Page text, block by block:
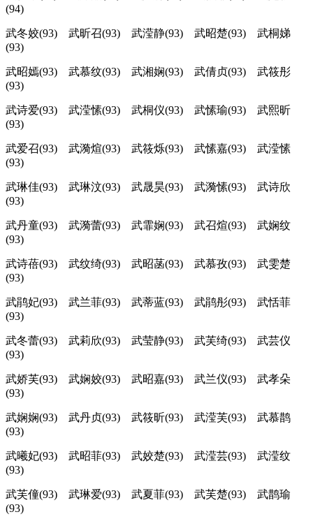
(94)
武冬姣(93) 武昕召(93) 武滢静(93) 武昭楚(93) 武桐娣
(93)
武昭嫣(93) 武慕纹(93) 武湘娴(93) 武倩贞(93) 武筱彤
(93)
武诗爱(93) 武滢愫(93) 武桐仪(93) 武愫瑜(93) 武熙昕
(93)
武爱召(93) 武漪煊(93) 武筱烁(93) 武愫嘉(93) 武滢愫
(93)
武琳佳(93) 武琳汶(93) 武晟昊(93) 武漪愫(93) 武诗欣
(93)
武丹童(93) 武漪蕾(93) 武霏娴(93) 武召煊(93) 武娴纹
(93)
武诗蓓(93) 武纹绮(93) 武昭菡(93) 武慕孜(93) 武雯楚
(93)
武鹃妃(93) 武兰菲(93) 武蒂蓝(93) 武鹃彤(93) 武恬菲
(93)
武冬蕾(93) 武莉欣(93) 武莹静(93) 武芙绮(93) 武芸仪
(93)
武娇芙(93) 武娴姣(93) 武昭嘉(93) 武兰仪(93) 武孝朵
(93)
武娴娴(93) 武丹贞(93) 武筱昕(93) 武滢芙(93) 武慕鹊
(93)
武曦妃(93) 武昭菲(93) 武姣楚(93) 武滢芸(93) 武滢纹
(93)
武芙僮(93) 武琳爱(93) 武夏菲(93) 武芙楚(93) 武鹊瑜
(93)